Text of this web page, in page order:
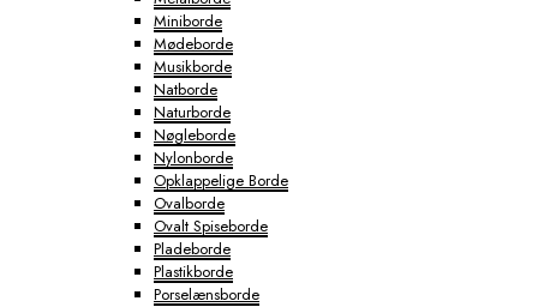
Miniborde
Mødeborde
Musikborde
Natborde
Naturborde
Nøgleborde
Nylonborde
Opklappelige Borde
Ovalborde
Ovalt Spiseborde
Pladeborde
Plastikborde
Porselænsborde